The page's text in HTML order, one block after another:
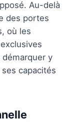
Au-delà
des portes
où les
y
capacités